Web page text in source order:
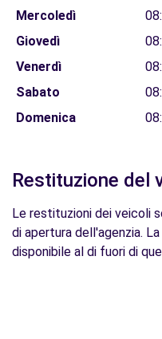
Mercoledì
Giovedì
Venerdì
Sabato
Domenica
Restituzione del
Le restituzioni dei veicoli
di apertura dell'agenzia.
disponibile al di fuori di